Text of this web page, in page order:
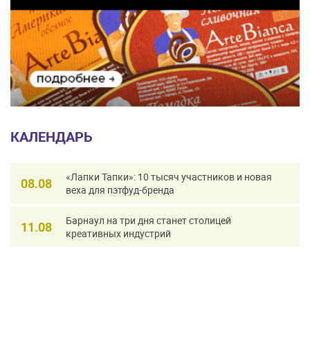
КАЛЕНДАРЬ
08.08
«Лапки Тапки»: 10 тысяч участников и новая
веха для пэтфуд-бренда
11.08
Барнаул на три дня станет столицей
креативных индустрий